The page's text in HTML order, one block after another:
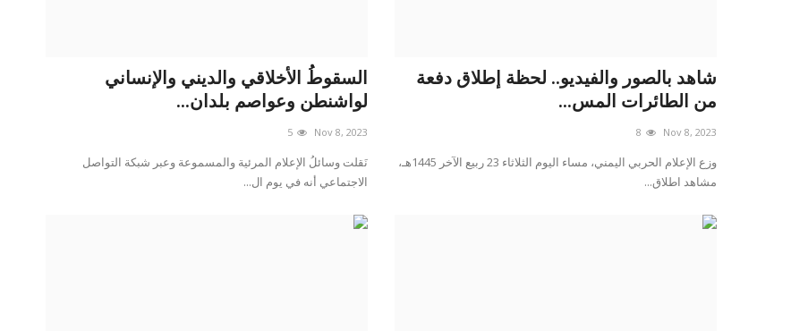
شاهد بالصور والفيديو.. لحظة إطلاق دفعة
من الطائرات المس...
Nov 8, 2023
8
وزع الإعلام الحربي اليمني، مساء اليوم الثلاثاء 23 ربيع الآخر 1445هـ،
مشاهد اطلاق...
السقوطُ الأخلاقي والديني والإنساني
لواشنطن وعواصم بلدان...
Nov 8, 2023
5
نَقلت وسائلُ الإعلام المرئية والمسموعة وعبر شبكة التواصل
الاجتماعي أنه في يوم ال...